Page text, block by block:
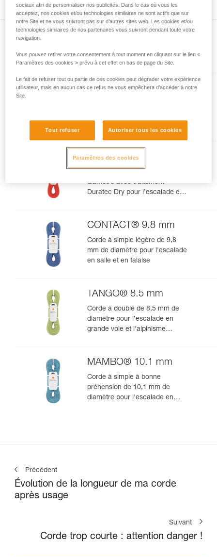
Présent dans l'article
VOLTA® GUIDE 9 mm
RUMBA® 8 mm
diamètre avec traitement
Duratec Dry pour l’escalade en
CONTACT® 9.8 mm
Corde à simple légère de 9,8
mm de diamètre pour l'escalade
en salle et en falaise
TANGO® 8.5 mm
Corde à double de 8,5 mm de
diamètre pour l’escalade en
grande voie et l'alpinisme
MAMBO® 10.1 mm
Corde à simple à bonne
préhension de 10,1 mm de
diamètre pour l'escalade en
Précédent
Évolution de la longueur de ma corde
après usage
Suivant
Corde trop courte : attention danger !
sociaux afin de personnaliser nos publicités. Dans le cas où vous les
acceptez, nos cookies et/ou technologies similaires ne sont actifs que sur
notre Site et ne vous suivront pas sur d’autres sites web. Les cookies et/ou
technologies similaires de nos partenaires vous suivront pendant toute votre
navigation.
Vous pouvez retirer votre consentement à tout moment en cliquant sur le lien «
Paramètres des cookies » prévu à cet effet en bas de page du Site.
Le fait de refuser tout ou partie de ces cookies peut dégrader votre expérience
utilisateur, mais en aucun cas ce refus ne vous empêchera d’accéder à notre
Site.
Tout refuser Autoriser tous les cookies
Paramètres des cookies